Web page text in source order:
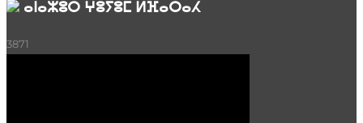
ⴰⵏⴰⵣⵓⵔ ⵖⵓⵢⵓⵎ ⵍⴼⴰⵔⴰⵃ
3871